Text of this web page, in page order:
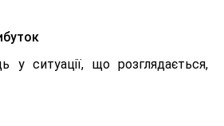
у ситуації, що розглядається,